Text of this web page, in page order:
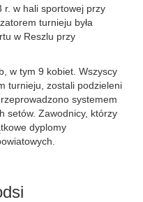
r. w hali sportowej przy
turnieju była
w Reszlu przy
w tym 9 kobiet. Wszyscy
turnieju, zostali podzieleni
systemem
setów. Zawodnicy, którzy
dyplomy